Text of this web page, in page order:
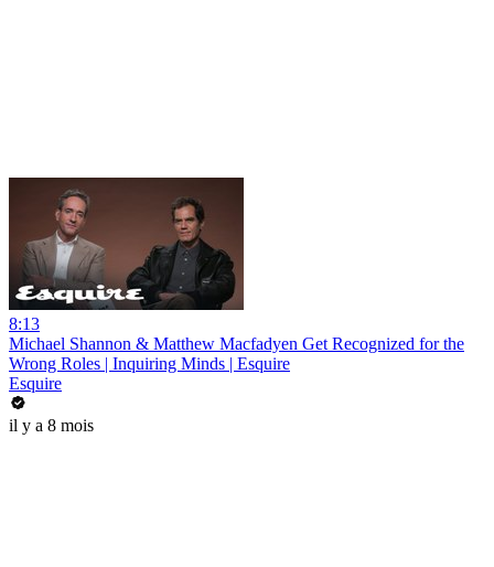
8:13
Michael Shannon & Matthew Macfadyen Get Recognized for the
Wrong Roles | Inquiring Minds | Esquire
Esquire
il y a 8 mois